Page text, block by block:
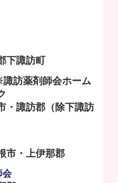
下諏訪町
薬剤師会ホーム
・諏訪郡（除下諏訪
市・上伊那郡
会